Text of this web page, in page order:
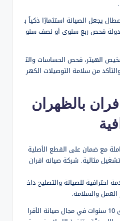
يجعل الصيانة استثمارًا ذكياً ب
فحص ربع سنوي أو نصف سنو
الهيتر، فحص الحساسات والث
من سلامة التوصيلات الكهر
بالظهران
مع ضمان على القطع الأصلية
مثالية. شركة صيانه افران
احترافية للصيانة والتصليح داخ
العمل والسلامة.
يمتلك فريق العمل خبرة تفوق 10 سنوات في مجال صيانة الأفرا